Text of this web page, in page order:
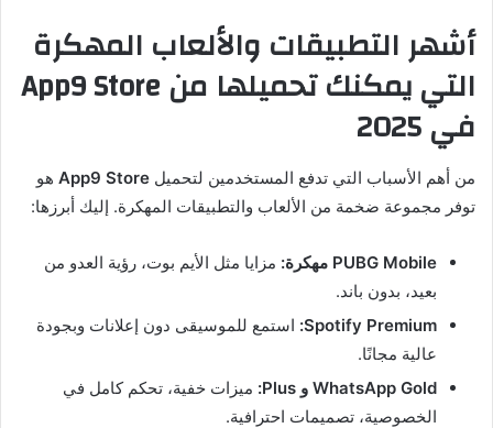
أشهر التطبيقات والألعاب المهكرة
التي يمكنك تحميلها من App9 Store
في 2025
من أهم الأسباب التي تدفع المستخدمين لتحميل App9 Store هو
توفر مجموعة ضخمة من الألعاب والتطبيقات المهكرة. إليك أبرزها:
PUBG Mobile مهكرة:
مزايا مثل الأيم بوت، رؤية العدو من
بعيد، بدون باند.
Spotify Premium: استمع للموسيقى دون إعلانات وبجودة
عالية مجانًا.
WhatsApp Gold و Plus:
ميزات خفية، تحكم كامل في
الخصوصية، تصميمات احترافية.